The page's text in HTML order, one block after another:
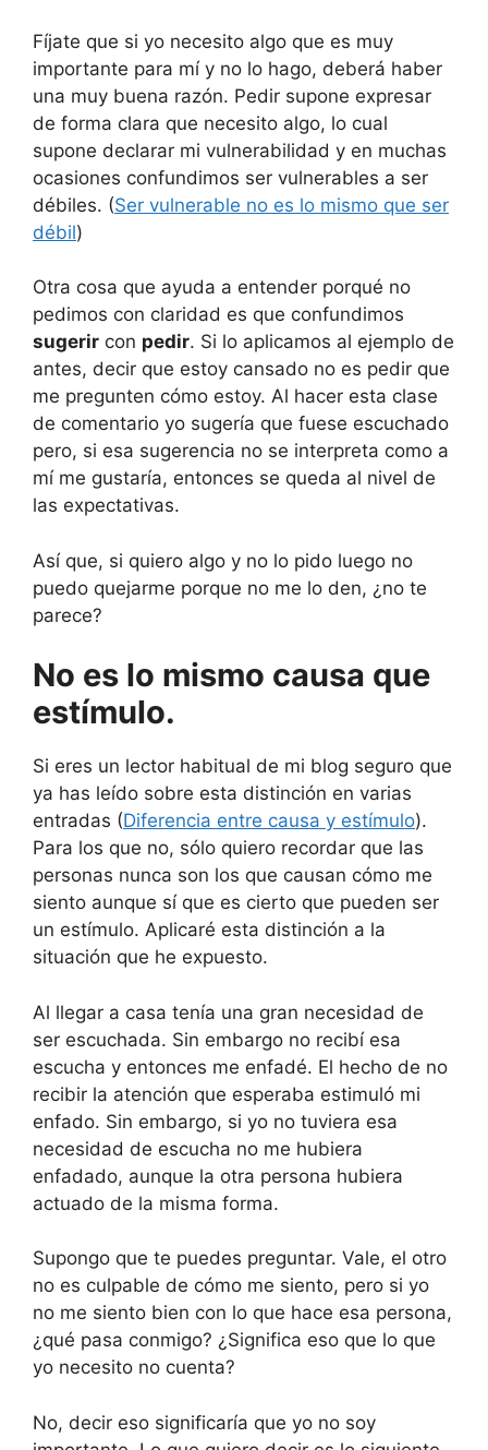
Fíjate que si yo necesito algo que es muy
importante para mí y no lo hago, deberá haber
una muy buena razón. Pedir supone expresar
de forma clara que necesito algo, lo cual
supone declarar mi vulnerabilidad y en muchas
ocasiones confundimos ser vulnerables a ser
débiles. (Ser vulnerable no es lo mismo que ser
débil)
Otra cosa que ayuda a entender porqué no
pedimos con claridad es que confundimos
sugerir con pedir. Si lo aplicamos al ejemplo de
antes, decir que estoy cansado no es pedir que
me pregunten cómo estoy. Al hacer esta clase
de comentario yo sugería que fuese escuchado
pero, si esa sugerencia no se interpreta como a
mí me gustaría, entonces se queda al nivel de
las expectativas.
Así que, si quiero algo y no lo pido luego no
puedo quejarme porque no me lo den, ¿no te
parece?
No es lo mismo causa que
estímulo.
Si eres un lector habitual de mi blog seguro que
ya has leído sobre esta distinción en varias
entradas (Diferencia entre causa y estímulo).
Para los que no, sólo quiero recordar que las
personas nunca son los que causan cómo me
siento aunque sí que es cierto que pueden ser
un estímulo. Aplicaré esta distinción a la
situación que he expuesto.
Al llegar a casa tenía una gran necesidad de
ser escuchada. Sin embargo no recibí esa
escucha y entonces me enfadé. El hecho de no
recibir la atención que esperaba estimuló mi
enfado. Sin embargo, si yo no tuviera esa
necesidad de escucha no me hubiera
enfadado, aunque la otra persona hubiera
actuado de la misma forma.
Supongo que te puedes preguntar. Vale, el otro
no es culpable de cómo me siento, pero si yo
no me siento bien con lo que hace esa persona,
¿qué pasa conmigo? ¿Significa eso que lo que
yo necesito no cuenta?
No, decir eso significaría que yo no soy